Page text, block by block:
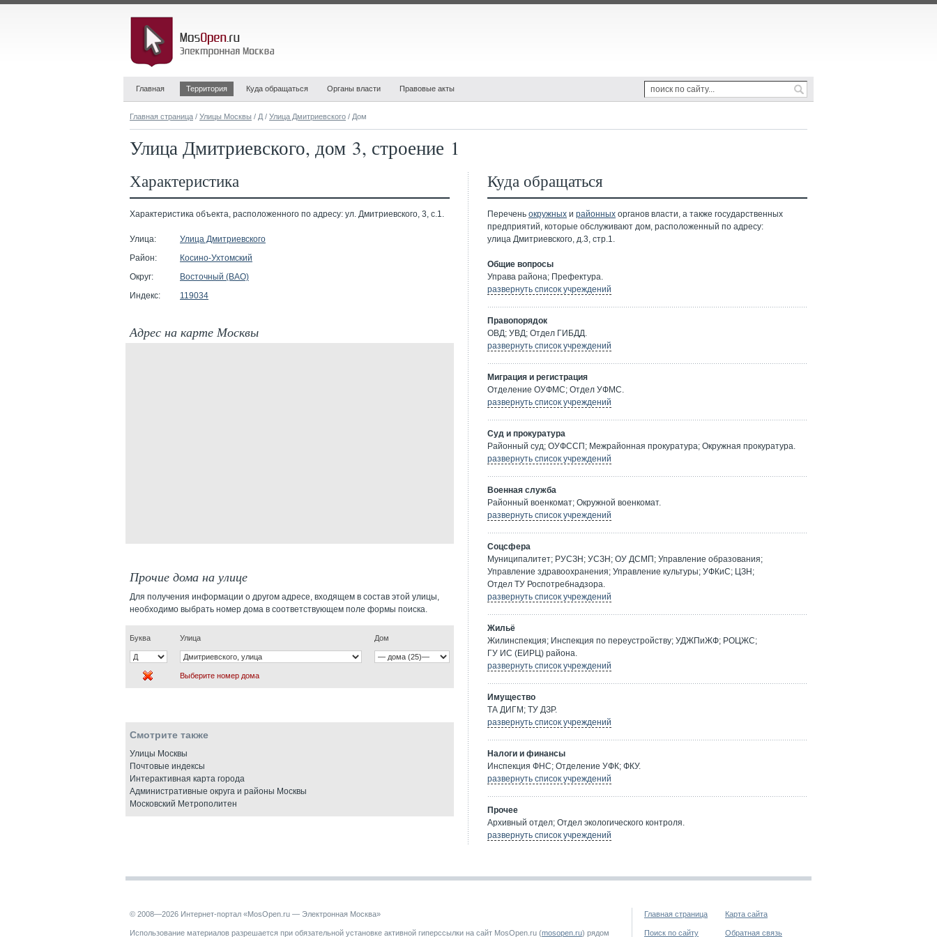
Главная Территория Куда обращаться Органы власти Правовые акты
Главная страница / Улицы Москвы / Д / Улица Дмитриевского / Дом
Улица Дмитриевского, дом 3, строение 1
Характеристика
Характеристика объекта, расположенного по адресу: ул. Дмитриевского, 3, с.1.
Улица:
Улица Дмитриевского
Район:
Косино-Ухтомский
Округ:
Восточный (ВАО)
Индекс:
119034
Адрес на карте Москвы
Прочие дома на улице
Для получения информации о другом адресе, входящем в состав этой улицы,
необходимо выбрать номер дома в соответствующем поле формы поиска.
Буква Улица Дом
Выберите номер дома
Смотрите также
Улицы Москвы
Почтовые индексы
Интерактивная карта города
Административные округа и районы Москвы
Московский Метрополитен
Куда обращаться
Перечень окружных и районных органов власти, а также государственных
предприятий, которые обслуживают дом, расположенный по адресу:
улица Дмитриевского, д.3, стр.1.
Общие вопросы
Управа района; Префектура.
развернуть список учреждений
Правопорядок
ОВД; УВД; Отдел ГИБДД.
развернуть список учреждений
Миграция и регистрация
Отделение ОУФМС; Отдел УФМС.
развернуть список учреждений
Суд и прокуратура
Районный суд; ОУФССП; Межрайонная прокуратура; Окружная прокуратура.
развернуть список учреждений
Военная служба
Районный военкомат; Окружной военкомат.
развернуть список учреждений
Соцсфера
Муниципалитет; РУСЗН; УСЗН; ОУ ДСМП; Управление образования;
Управление здравоохранения; Управление культуры; УФКиС; ЦЗН;
Отдел ТУ Роспотребнадзора.
развернуть список учреждений
Жильё
Жилинспекция; Инспекция по переустройству; УДЖПиЖФ; РОЦЖС;
ГУ ИС (ЕИРЦ) района.
развернуть список учреждений
Имущество
ТА ДИГМ; ТУ ДЗР.
развернуть список учреждений
Налоги и финансы
Инспекция ФНС; Отделение УФК; ФКУ.
развернуть список учреждений
Прочее
Архивный отдел; Отдел экологического контроля.
развернуть список учреждений
© 2008—2026 Интернет-портал «MosOpen.ru — Электронная Москва»
Использование материалов разрешается при обязательной установке активной гиперссылки на сайт MosOpen.ru (mosopen.ru) рядом
Главная страница Карта сайта
Поиск по сайту Обратная связь